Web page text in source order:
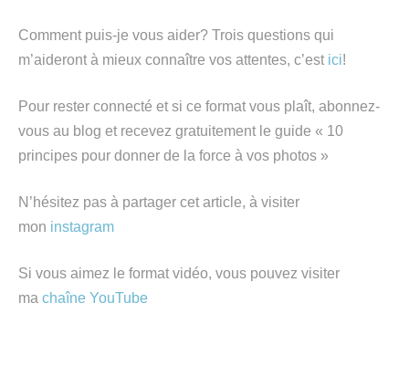
Comment puis-je vous aider? Trois questions qui
m’aideront à mieux connaître vos attentes, c’est ici!
Pour rester connecté et si ce format vous plaît, abonnez-
vous au blog et recevez gratuitement le guide « 10
principes pour donner de la force à vos photos »
N’hésitez pas à partager cet article, à visiter
mon instagram
Si vous aimez le format vidéo, vous pouvez visiter
ma chaîne YouTube